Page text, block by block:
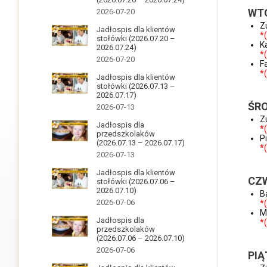
2026-07-20
Jadłospis dla klientów
stołówki (2026.07.20 –
2026.07.24)
2026-07-20
Jadłospis dla klientów
stołówki (2026.07.13 –
2026.07.17)
2026-07-13
Jadłospis dla
przedszkolaków
(2026.07.13 – 2026.07.17)
2026-07-13
Jadłospis dla klientów
stołówki (2026.07.06 –
2026.07.10)
2026-07-06
Jadłospis dla
przedszkolaków
(2026.07.06 – 2026.07.10)
2026-07-06